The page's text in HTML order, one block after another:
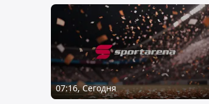
07:16, Сегодня